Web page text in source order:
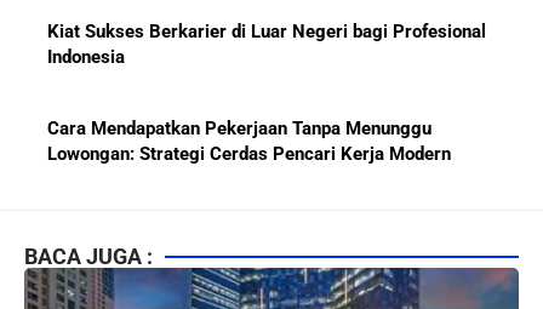
Kiat Sukses Berkarier di Luar Negeri bagi Profesional
Indonesia
Cara Mendapatkan Pekerjaan Tanpa Menunggu
Lowongan: Strategi Cerdas Pencari Kerja Modern
bagi Fresh Graduate
BACA JUGA :